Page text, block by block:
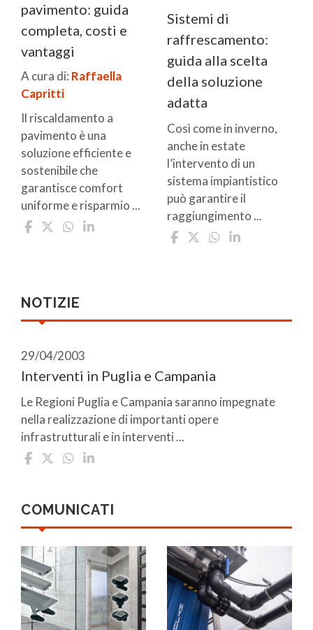
pavimento: guida
completa, costi e
vantaggi
A cura di: Raffaella
Capritti
Il riscaldamento a
pavimento è una
soluzione efficiente e
sostenibile che
garantisce comfort
uniforme e risparmio ...
Sistemi di
raffrescamento:
guida alla scelta
della soluzione
adatta
Così come in inverno,
anche in estate
l’intervento di un
sistema impiantistico
può garantire il
raggiungimento ...
NOTIZIE
29/04/2003
Interventi in Puglia e Campania
Le Regioni Puglia e Campania saranno impegnate
nella realizzazione di importanti opere
infrastrutturali e in interventi ...
COMUNICATI